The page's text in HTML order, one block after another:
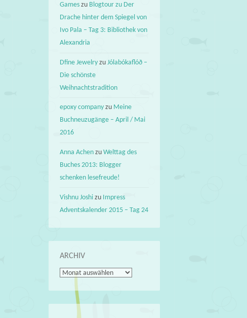
Games zu Blogtour zu Der
Drache hinter dem Spiegel von
Ivo Pala – Tag 3: Bibliothek von
Alexandria
Dfine Jewelry zuJólabókaflóð –
Die schönste
Weihnachtstradition
epoxy company zu Meine
Buchneuzugänge – April / Mai
2016
Anna Achen zuWelttag des
Buches 2013: Blogger
schenken lesefreude!
Vishnu Joshi zu Impress
Adventskalender 2015 – Tag 24
ARCHIV
Archiv